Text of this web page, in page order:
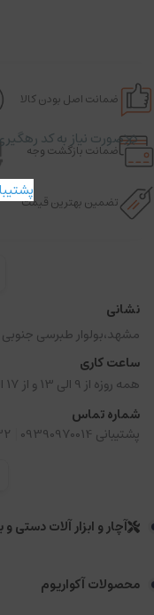
ضمانت اصل بودن کالا
ضمانت بازگشت وجه
تضمین بهترین قیمت
نشانی
مشهد،بولوار طبرسی جنوبی 62،بیست متری کافی،کافی 10 پلاک 4 واحد 2
ساعت کاری
همه روزه از 9 الی 13 و از 17 الی 21
شماره تماس
پشتیبانی 09390970014
آچار و ابزار آلات دستی و
محصولات آکواریوم
در صورت نیاز به کد
پشتیبانی